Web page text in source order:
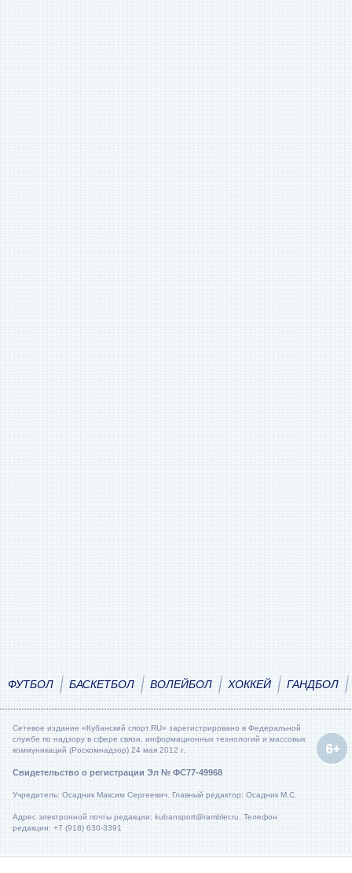
ФУТБОЛ БАСКЕТБОЛ ВОЛЕЙБОЛ ХОККЕЙ ГАНДБОЛ
Сетевое издание «Кубанский спорт.RU» зарегистрировано в Федеральной
службе по надзору в сфере связи, информационных технологий и массовых
коммуникаций (Роскомнадзор) 24 мая 2012 г.
Свидетельство о регистрации Эл № ФС77-49968
Учредитель: Осадник Максим Сергеевич. Главный редактор: Осадник М.С.
Адрес электронной почты редакции: kubansport@rambler.ru. Телефон
редакции: +7 (918) 630-3391